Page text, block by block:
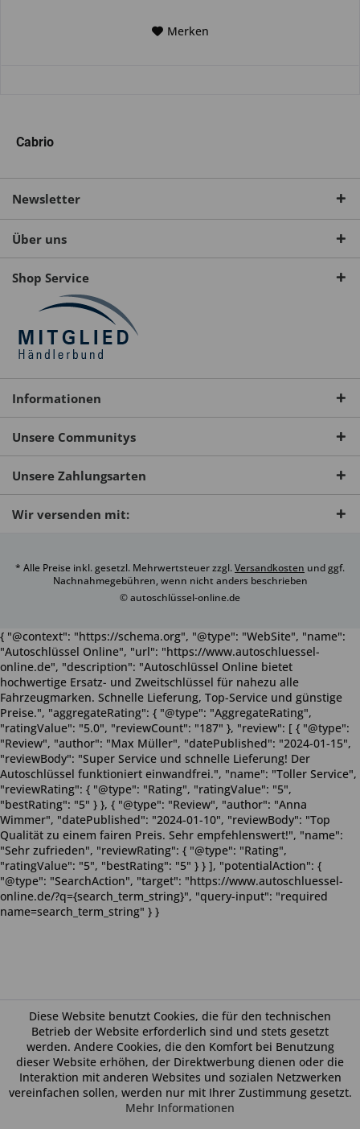
Merken
Cabrio
Newsletter
Über uns
Shop Service
Informationen
Unsere Communitys
Unsere Zahlungsarten
Wir versenden mit:
* Alle Preise inkl. gesetzl. Mehrwertsteuer zzgl.Versandkosten und ggf.
Nachnahmegebühren, wenn nicht anders beschrieben
© autoschlüssel-online.de
Diese Website benutzt Cookies, die für den technischen
Betrieb der Website erforderlich sind und stets gesetzt
werden. Andere Cookies, die den Komfort bei Benutzung
dieser Website erhöhen, der Direktwerbung dienen oder die
Interaktion mit anderen Websites und sozialen Netzwerken
vereinfachen sollen, werden nur mit Ihrer Zustimmung gesetzt.
Mehr Informationen
{ "@context": "https://schema.org", "@type": "WebSite", "name":
"Autoschlüssel Online", "url": "https://www.autoschluessel-
online.de", "description": "Autoschlüssel Online bietet
hochwertige Ersatz- und Zweitschlüssel für nahezu alle
Fahrzeugmarken. Schnelle Lieferung, Top-Service und günstige
Preise.", "aggregateRating": { "@type": "AggregateRating",
"ratingValue": "5.0", "reviewCount": "187" }, "review": [ { "@type":
"Review", "author": "Max Müller", "datePublished": "2024-01-15",
"reviewBody": "Super Service und schnelle Lieferung! Der
Autoschlüssel funktioniert einwandfrei.", "name": "Toller Service",
"reviewRating": { "@type": "Rating", "ratingValue": "5",
"bestRating": "5" } }, { "@type": "Review", "author": "Anna
Wimmer", "datePublished": "2024-01-10", "reviewBody": "Top
Qualität zu einem fairen Preis. Sehr empfehlenswert!", "name":
"Sehr zufrieden", "reviewRating": { "@type": "Rating",
"ratingValue": "5", "bestRating": "5" } } ], "potentialAction": {
"@type": "SearchAction", "target": "https://www.autoschluessel-
online.de/?q={search_term_string}", "query-input": "required
name=search_term_string" } }